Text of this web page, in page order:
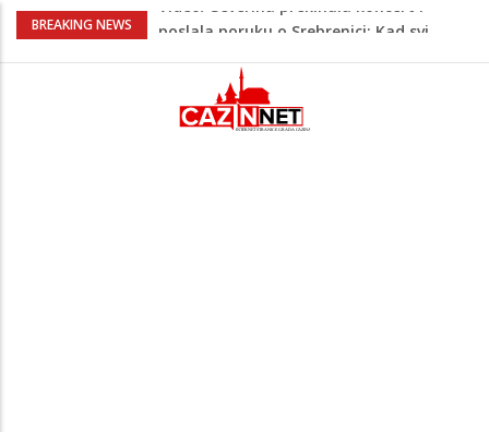
BREAKING NEWS
Na Ahiret preselio RAMIĆ (SAFETA) SENAD
'pržionica': BH Meteo najavljuje novi
toplotni val
Evo gdje i kada nestaje struja u Krajini